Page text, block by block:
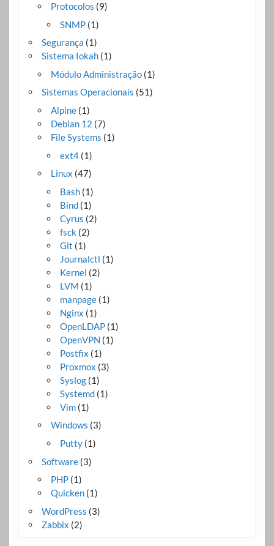
Protocolos (9)
SNMP (1)
Segurança (1)
Sistema Iokah(1)
Módulo Administração(1)
Sistemas Operacionais (51)
Alpine(1)
Debian 12 (7)
File Systems (1)
ext4 (1)
Linux (47)
Bash (1)
Bind (1)
Cyrus (2)
fsck (2)
Git (1)
Journalctl (1)
Kernel (2)
LVM (1)
manpage (1)
Nginx (1)
OpenLDAP (1)
OpenVPN (1)
Postfix (1)
Proxmox (3)
Syslog (1)
Systemd (1)
Vim (1)
Windows (3)
Putty (1)
Software(3)
PHP(1)
Quicken(1)
WordPress (3)
Zabbix (2)